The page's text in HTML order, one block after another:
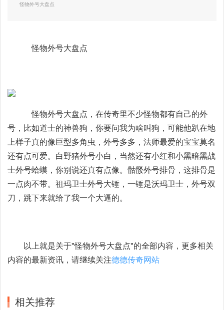
怪物外号大盘点
怪物外号大盘点
怪物外号大盘点，在传奇里不少怪物都有自己的外
号，比如道士的神兽狗，你要问我为啥叫狗，可能他趴在地
上样子真的像巨型多角虫，外号多多，法师最爱的宝宝莫名
还有点可爱。白野猪外号小白，当然还有小红和小黑暗黑战
士外号蛤蟆，你别说还真有点像。骷髅外号排骨，这排骨是
一点肉不带。祖玛卫士外号大锤，一锤是沃玛卫士，外号双
刀，跳下来就给了我一个大逼的。
以上就是关于"怪物外号大盘点"的全部内容，更多相关
内容的最新资讯，请继续关注德德传奇网站
相关推荐